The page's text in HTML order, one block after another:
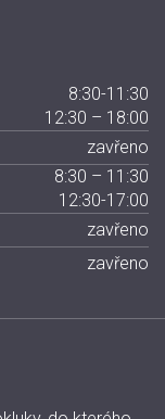
8:30-11:30
12:30 – 18:00
zavřeno
8:30 – 11:30
12:30-17:00
zavřeno
zavřeno